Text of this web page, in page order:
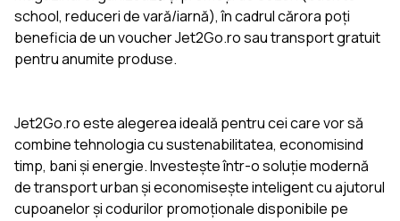
school, reduceri de vară/iarnă), în cadrul cărora poți
beneficia de un voucher Jet2Go.ro sau transport gratuit
pentru anumite produse.
Jet2Go.ro este alegerea ideală pentru cei care vor să
combine tehnologia cu sustenabilitatea, economisind
timp, bani și energie. Investește într-o soluție modernă
de transport urban și economisește inteligent cu ajutorul
cupoanelor și codurilor promoționale disponibile pe